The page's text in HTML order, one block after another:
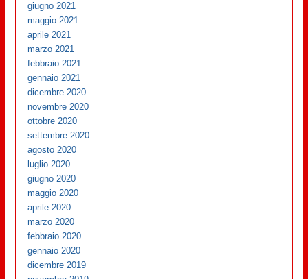
giugno 2021
maggio 2021
aprile 2021
marzo 2021
febbraio 2021
gennaio 2021
dicembre 2020
novembre 2020
ottobre 2020
settembre 2020
agosto 2020
luglio 2020
giugno 2020
maggio 2020
aprile 2020
marzo 2020
febbraio 2020
gennaio 2020
dicembre 2019